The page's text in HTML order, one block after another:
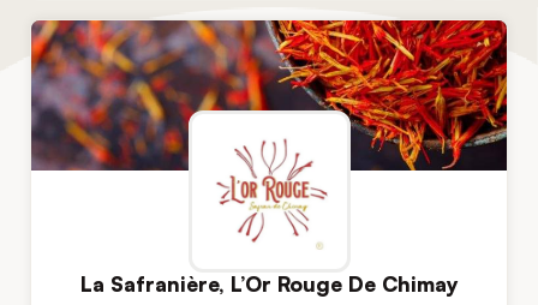
La Safranière, L’Or Rouge De Chimay